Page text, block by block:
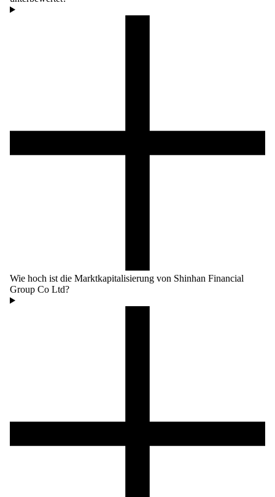
Wie hoch ist die Marktkapitalisierung von Shinhan Financial
Group Co Ltd?